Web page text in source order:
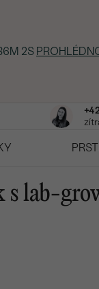
1S
s lab-